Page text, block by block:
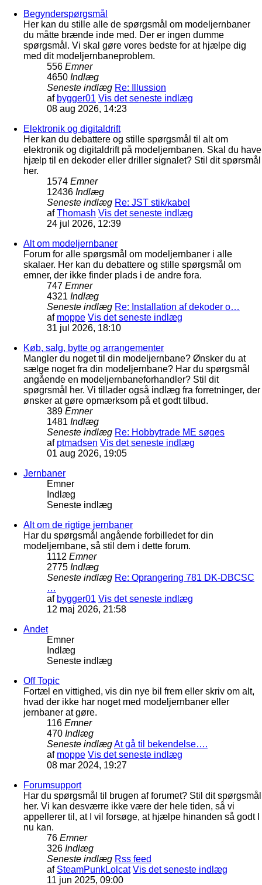
Begynderspørgsmål
Her kan du stille alle de spørgsmål om modeljernbaner
du måtte brænde inde med. Der er ingen dumme
spørgsmål. Vi skal gøre vores bedste for at hjælpe dig
med dit modeljernbaneproblem.
556 Emner
4650 Indlæg
Seneste indlæg Re: Illussion
af bygger01 Vis det seneste indlæg
08 aug 2026, 14:23
Elektronik og digitaldrift
Her kan du debattere og stille spørgsmål til alt om
elektronik og digitaldrift på modeljernbanen. Skal du have
hjælp til en dekoder eller driller signalet? Stil dit spørsmål
her.
1574 Emner
12436 Indlæg
Seneste indlæg Re: JST stik/kabel
afThomash Vis det seneste indlæg
24 jul 2026, 12:39
Alt om modeljernbaner
Forum for alle spørgsmål om modeljernbaner i alle
skalaer. Her kan du debattere og stille spørgsmål om
emner, der ikke finder plads i de andre fora.
747 Emner
4321 Indlæg
Seneste indlæg Re: Installation af dekoder o…
af moppe Vis det seneste indlæg
31 jul 2026, 18:10
Køb, salg, bytte og arrangementer
Mangler du noget til din modeljernbane? Ønsker du at
sælge noget fra din modeljernbane? Har du spørgsmål
angående en modeljernbaneforhandler? Stil dit
spøgrsmål her. Vi tillader også indlæg fra forretninger, der
ønsker at gøre opmærksom på et godt tilbud.
389 Emner
1481 Indlæg
Seneste indlæg Re: Hobbytrade ME søges
af ptmadsen Vis det seneste indlæg
01 aug 2026, 19:05
Jernbaner
Emner
Indlæg
Seneste indlæg
Alt om de rigtige jernbaner
Har du spørgsmål angående forbilledet for din
modeljernbane, så stil dem i dette forum.
1112 Emner
2775 Indlæg
Seneste indlæg Re: Oprangering 781 DK-DBCSC
…
af bygger01 Vis det seneste indlæg
12 maj 2026, 21:58
Andet
Emner
Indlæg
Seneste indlæg
Off Topic
Fortæl en vittighed, vis din nye bil frem eller skriv om alt,
hvad der ikke har noget med modeljernbaner eller
jernbaner at gøre.
116 Emner
470 Indlæg
Seneste indlægAt gå til bekendelse….
af moppe Vis det seneste indlæg
08 mar 2024, 19:27
Forumsupport
Har du spørgsmål til brugen af forumet? Stil dit spørgsmål
her. Vi kan desværre ikke være der hele tiden, så vi
appellerer til, at I vil forsøge, at hjælpe hinanden så godt I
nu kan.
76 Emner
326 Indlæg
Seneste indlæg Rss feed
af SteamPunkLolcat Vis det seneste indlæg
11 jun 2025, 09:00